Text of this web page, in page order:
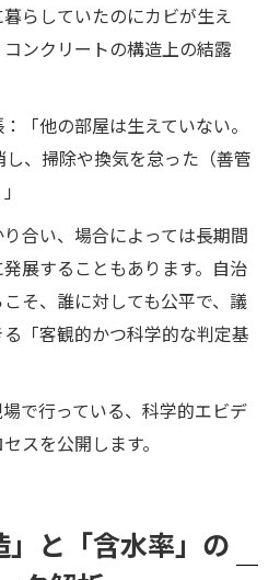
らしていたのにカビが生え
ンクリートの構造上の結露
「他の部屋は生えていない。
、掃除や換気を怠った（善管
合い、場合によっては長期間
展することもあります。自治
そ、誰に対しても公平で、議
「客観的かつ科学的な判定基
で行っている、科学的エビデ
スを公開します。
と「含水率」の